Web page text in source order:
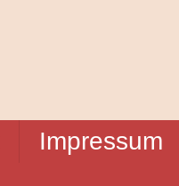
Impressum